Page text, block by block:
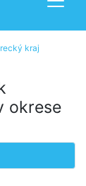
kraj
okrese